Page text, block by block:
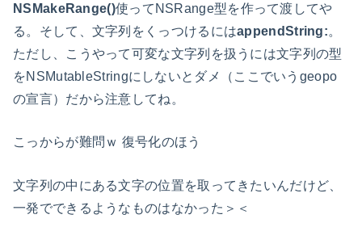
NSMakeRange()使ってNSRange型を作って渡してや
る。そして、文字列をくっつけるにはappendString:。
ただし、こうやって可変な文字列を扱うには文字列の型
をNSMutableStringにしないとダメ（ここでいうgeopo
の宣言）だから注意してね。
こっからが難問ｗ 復号化のほう
文字列の中にある文字の位置を取ってきたいんだけど、
一発でできるようなものはなかった＞＜